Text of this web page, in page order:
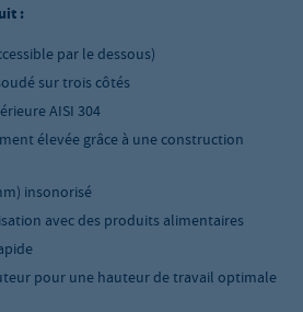
:
par le dessous)
sur trois côtés
AISI 304
élevée grâce à une construction
insonorisé
avec des produits alimentaires
pour une hauteur de travail optimale